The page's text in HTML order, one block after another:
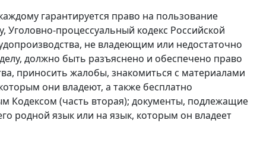
гарантируется право на пользование
процессуальный кодекс Российской
не владеющим или недостаточно
должно быть разъяснено и обеспечено право
приносить жалобы, знакомиться с материалами
они владеют, а также бесплатно
Кодексом (часть вторая); документы, подлежащие
родной язык или на язык, которым он владеет